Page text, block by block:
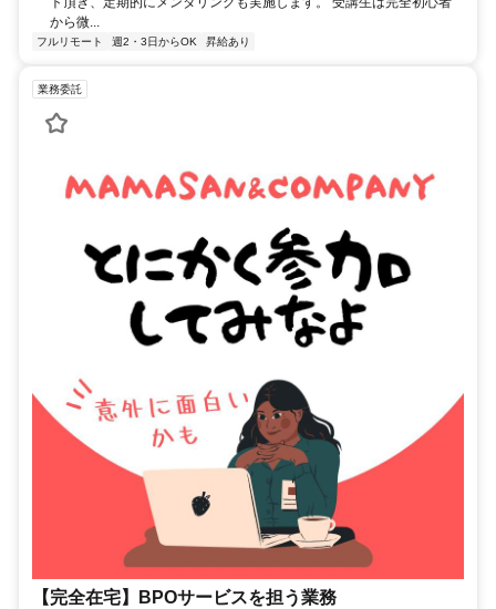
から微...
フルリモート 週2・3日からOK 昇給あり
業務委託
【完全在宅】BPOサービスを担う業務